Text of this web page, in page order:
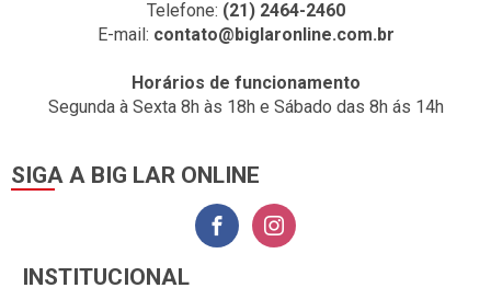
Telefone: (21) 2464-2460
E-mail: contato@biglaronline.com.br
Horários de funcionamento
Segunda à Sexta 8h às 18h e Sábado das 8h ás 14h
SIGA A BIG LAR ONLINE
INSTITUCIONAL